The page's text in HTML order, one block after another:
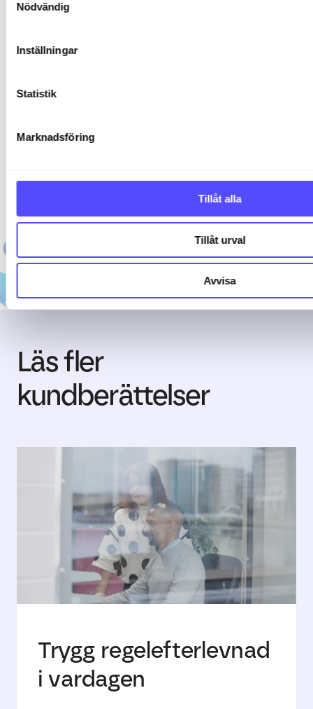
Nödvändig
Inställningar
Statistik
Marknadsföring
Tillåt alla
Tillåt urval
Avvisa
Läs fler
kundberättelser
Trygg regelefterlevnad
i vardagen